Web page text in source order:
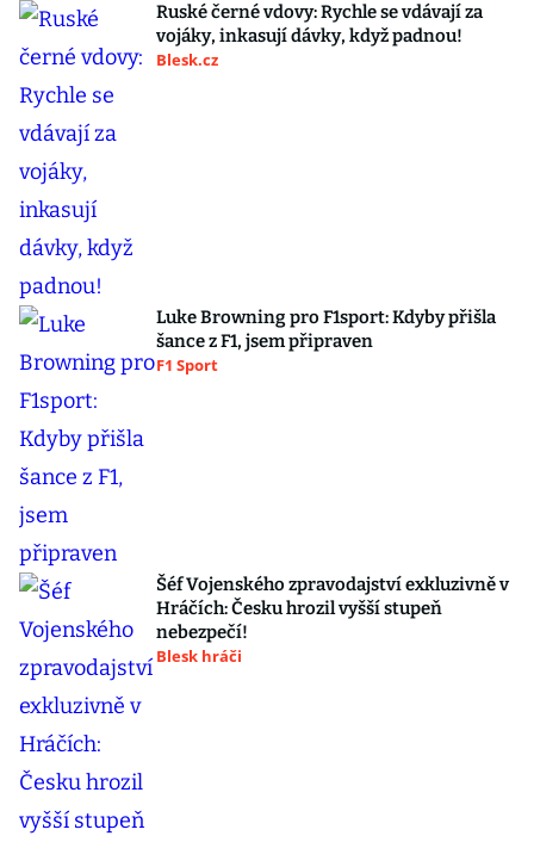
Ruské černé vdovy: Rychle se vdávají za
vojáky, inkasují dávky, když padnou!
Blesk.cz
Luke Browning pro F1sport: Kdyby přišla
šance z F1, jsem připraven
F1 Sport
Šéf Vojenského zpravodajství exkluzivně v
Hráčích: Česku hrozil vyšší stupeň
nebezpečí!
Blesk hráči